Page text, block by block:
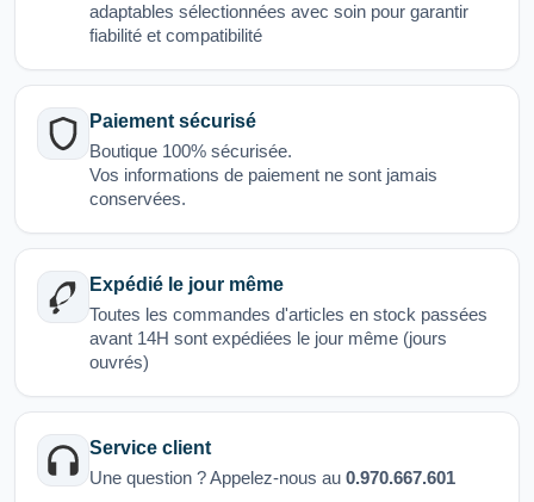
adaptables sélectionnées avec soin pour garantir
fiabilité et compatibilité
Paiement sécurisé
Boutique 100% sécurisée.
Vos informations de paiement ne sont jamais
conservées.
Expédié le jour même
Toutes les commandes d'articles en stock passées
avant 14H sont expédiées le jour même (jours
ouvrés)
Service client
Une question ? Appelez-nous au 0.970.667.601